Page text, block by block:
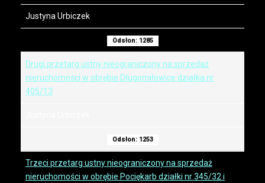
Justyna Urbiczek
Odsłon: 1285
Drugi przetarg ustny nieograniczony na sprzedaż
nieruchomości w obrębie Długomiłowice działka nr
405/13
Odsłon: 1253
Trzeci przetarg ustny nieograniczony na sprzedaż
nieruchomości w obrębie Pociękarb działki nr 345/32 i